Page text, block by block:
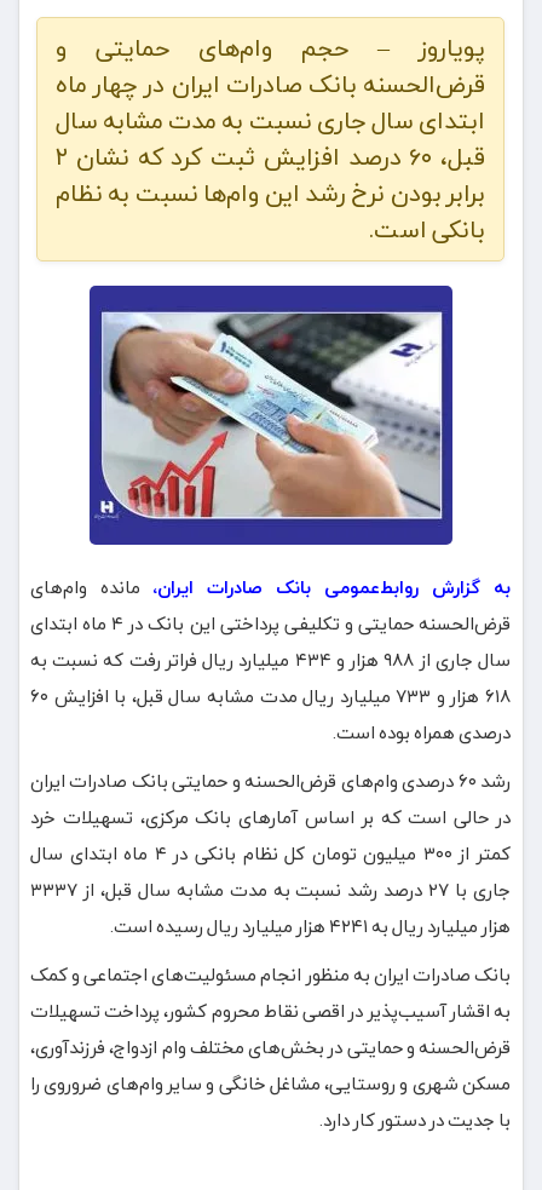
پویاروز – حجم وام‌های حمایتی و
قرض‌الحسنه بانک صادرات ایران در چهار ماه
ابتدای سال جاری نسبت به مدت مشابه سال
قبل، ۶۰ درصد افزایش ثبت کرد که نشان ۲
برابر بودن نرخ رشد این وام‌ها نسبت به نظام
بانکی است.
به گزارش روابط‌عمومی بانک صادرات ایران، مانده وام‌های
قرض‌الحسنه حمایتی و تکلیفی پرداختی این بانک در ۴ ماه ابتدای
سال جاری از ۹۸۸ هزار و ۴۳۴ میلیارد ریال فراتر رفت که نسبت به
۶۱۸ هزار و ۷۳۳ میلیارد ریال مدت مشابه سال قبل، با افزایش ۶۰
درصدی همراه بوده است.
رشد ۶۰ درصدی وام‌های قرض‌الحسنه و حمایتی بانک صادرات ایران
در حالی است که بر اساس آمارهای بانک مرکزی، تسهیلات خرد
کمتر از ۳۰۰ میلیون تومان کل نظام بانکی در ۴ ماه ابتدای سال
جاری با ۲۷ درصد رشد نسبت به مدت مشابه سال قبل، از ۳۳۳۷
هزار میلیارد ریال به ۴۲۴۱ هزار میلیارد ریال رسیده است.
بانک صادرات ایران به منظور انجام مسئولیت‌های اجتماعی و کمک
به اقشار آسیب‌پذیر در اقصی نقاط محروم کشور، پرداخت تسهیلات
قرض‌الحسنه و حمایتی در بخش‌های مختلف وام ازدواج، فرزندآوری،
مسکن شهری و روستایی، مشاغل خانگی و سایر وام‌‌های ضروروی را
با جدیت در دستور کار دارد.